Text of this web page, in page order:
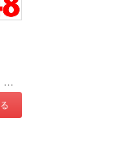
【送料弊社負担】コピー用紙 ホワイトエコペーパー 高白色 A4 5000枚【他商品と同時購入不可】